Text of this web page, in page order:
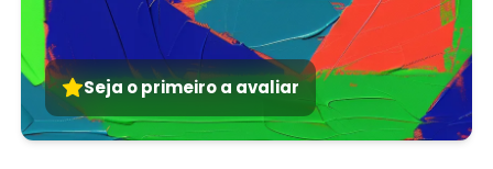
Seja o primeiro a avaliar